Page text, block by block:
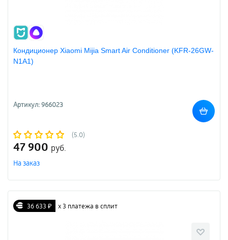
Кондиционер Xiaomi Mijia Smart Air Conditioner (KFR-26GW-
N1A1)
Артикул: 966023
(5.0)
47 900 руб.
На заказ
36 633 ₽ х 3 платежа в сплит